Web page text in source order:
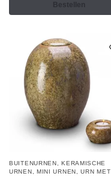
Bestellen
BUITENURNEN ,KERAMISCHE
URNEN
MINI URNEN ,URN MET